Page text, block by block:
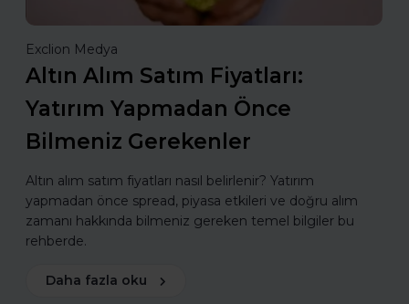
Exclion Medya
Altın Alım Satım Fiyatları:
Yatırım Yapmadan Önce
Bilmeniz Gerekenler
Altın alım satım fiyatları nasıl belirlenir? Yatırım
yapmadan önce spread, piyasa etkileri ve doğru alım
zamanı hakkında bilmeniz gereken temel bilgiler bu
rehberde.
Daha fazla oku